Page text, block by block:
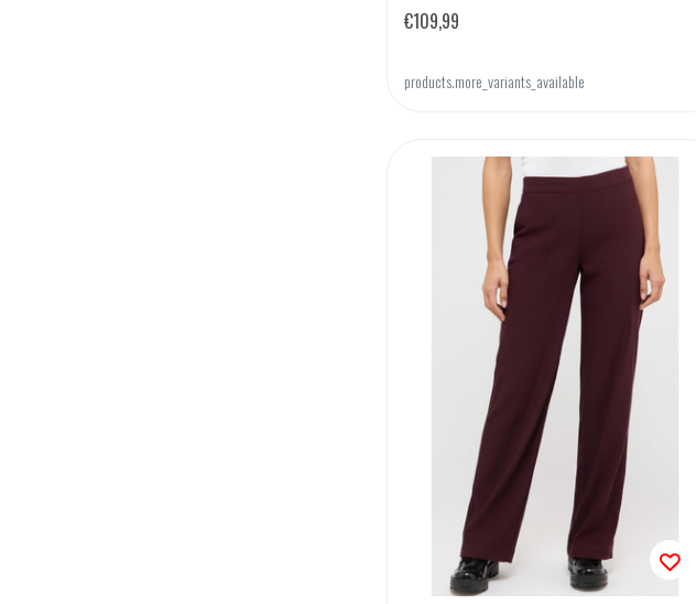
€109,99
products.more_variants_available